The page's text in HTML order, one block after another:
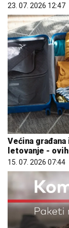
23. 07. 2026 12:47
Većina
letovanje -
15. 07. 2026 07:44